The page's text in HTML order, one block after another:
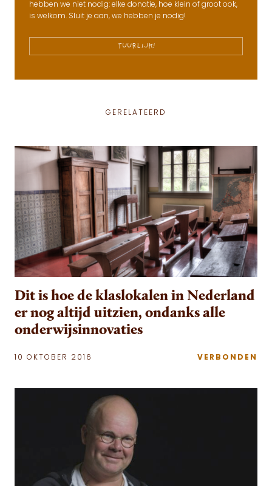
hebben we niet nodig: elke donatie, hoe klein of groot ook,
is welkom. Sluit je aan, we hebben je nodig!
TUURLIJK!
GERELATEERD
Dit is hoe de klaslokalen in Nederland
er nog altijd uitzien, ondanks alle
onderwijsinnovaties
10 OKTOBER 2016 VERBONDEN